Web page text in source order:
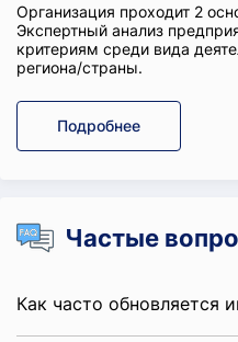
Организация проходит 2
Экспертный анализ
критериям среди вида
региона/страны.
Подробнее
Частые
Как часто обновляется